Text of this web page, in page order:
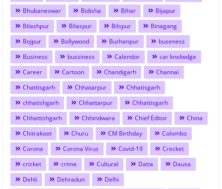
Bhubaneswar
Bidisha Bihar
Bijapur
Bilashpur
Bilaspur Bilspur
Binagang
Bojpur
Bollywood Burhanpur
buseness
Business
bussiness Calendor
car knolwdge
Career
Cartoon Chandigarh
Channai
Chattisgarh
Chhatarpur
Chhatisgarh
chhatishgarh
Chhattarpur
Chhattisgarh
Chhattishgarh
Chhindwara Chief Editor
China
Chitrakoot
Churu CM Birthday
Colombo
Corona
Corona Virus Covid-19
Crecket
cricket
crime Cultural Datia
Dausa
Dehli
Dehradun
Delhi